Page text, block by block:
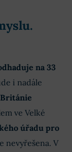
na 33
i nadále
ve Velké
úřadu pro
nevyřešena. V